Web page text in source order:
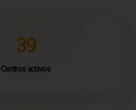
39
Centros activos